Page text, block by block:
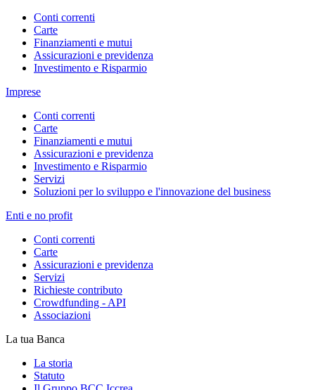
Conti correnti
Carte
Finanziamenti e mutui
Assicurazioni e previdenza
Investimento e Risparmio
Imprese
Conti correnti
Carte
Finanziamenti e mutui
Assicurazioni e previdenza
Investimento e Risparmio
Servizi
Soluzioni per lo sviluppo e l'innovazione del business
Enti e no profit
Conti correnti
Carte
Assicurazioni e previdenza
Servizi
Richieste contributo
Crowdfunding - API
Associazioni
La tua Banca
La storia
Statuto